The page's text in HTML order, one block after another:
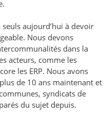
aujourd’hui à devoir
Nous devons
dans la
acteurs, comme les
les ERP. Nous avons
de 10 ans maintenant et
syndicats de
du sujet depuis.